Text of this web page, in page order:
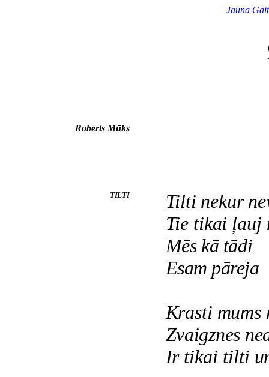
Jaunā
Roberts Mūks
TILTI
Tilti nekur
Tie tikai ļauj
Mēs kā tādi
Esam pāreja
Krasti
Zvaigznes
Ir tikai tilti